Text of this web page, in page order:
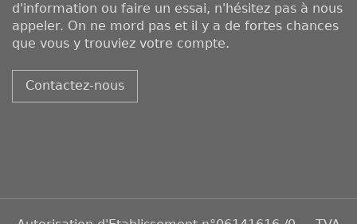
d'information ou faire un essai, n'hésitez pas à nous
appeler. On ne mord pas et il y a de fortes chances
que vous y trouviez votre compte.
Contactez-nous